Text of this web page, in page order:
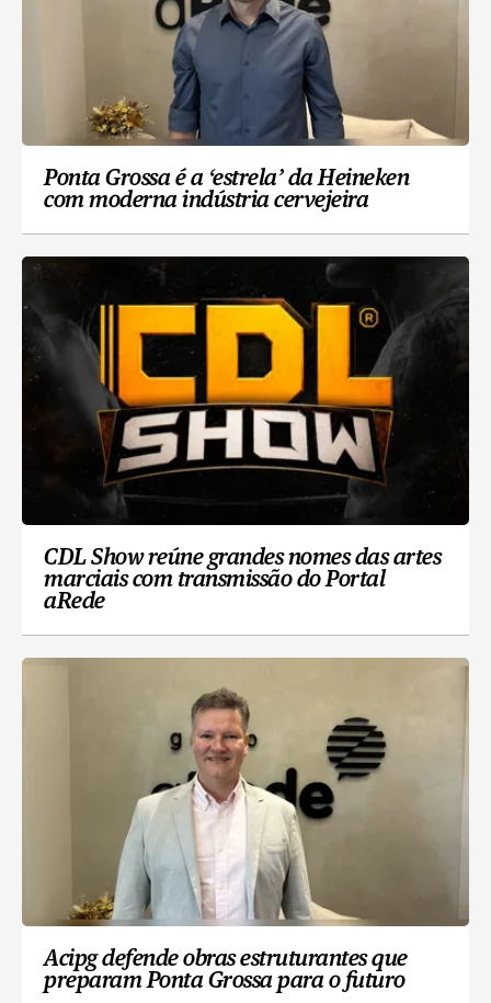
Ponta Grossa é a ‘estrela’ da Heineken
com moderna indústria cervejeira
CDL Show reúne grandes nomes das artes
marciais com transmissão do Portal
aRede
Acipg defende obras estruturantes que
preparam Ponta Grossa para o futuro